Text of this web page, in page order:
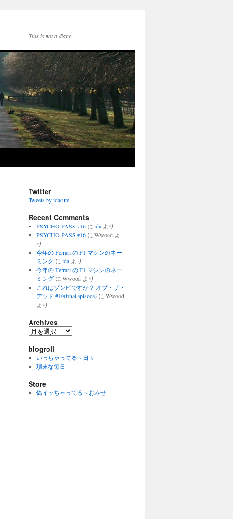
This is not a diary.
Twitter
Tweets by idacute
Recent Comments
PSYCHO-PASS #16に idaより
PSYCHO-PASS #16に Wwood よ
り
今年の Ferrari の F1 マシンのネー
ミングに idaより
今年の Ferrari の F1 マシンのネー
ミングに Wwood より
これはゾンビですか？ オブ・ザ・
デッド #10(final episode)に Wwood
より
Archives
Archives
blogroll
いっちゃってる～日々
瑣末な毎日
Store
偽イッちゃってる～おみせ